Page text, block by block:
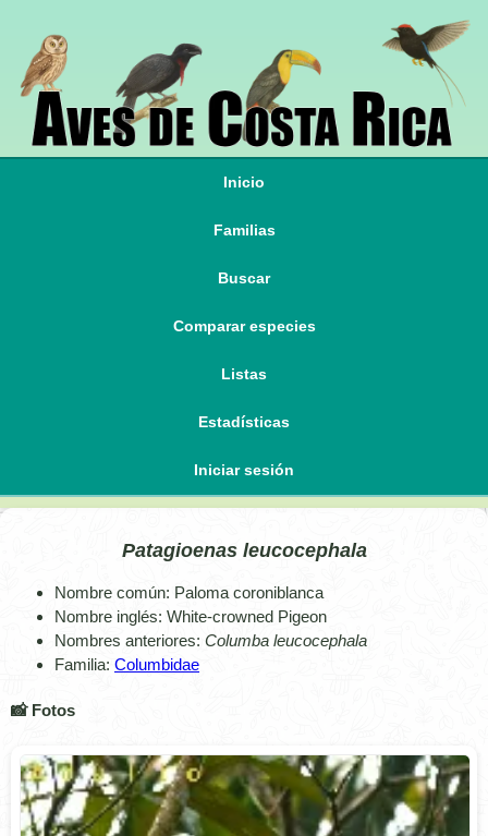
Inicio
Familias
Buscar
Comparar especies
Listas
Estadísticas
Iniciar sesión
Patagioenas leucocephala
Nombre común: Paloma coroniblanca
Nombre inglés: White-crowned Pigeon
Nombres anteriores: Columba leucocephala
Familia: Columbidae
📸 Fotos